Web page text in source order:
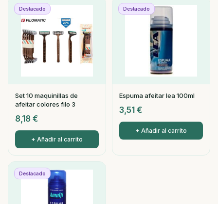
Destacado
Set 10 maquinillas de
afeitar colores filo 3
8,18 €
+ Añadir al carrito
Destacado
Espuma afeitar lea 100ml
3,51 €
+ Añadir al carrito
Destacado